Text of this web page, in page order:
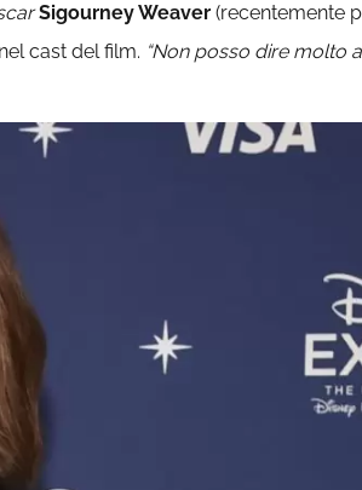
Sigourney Weaver (recentemente
cast del film. “Non posso dire molto